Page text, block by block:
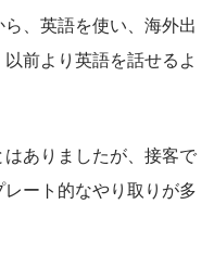
、英語を使い、海外出
前より英語を話せるよ
ありましたが、接客で
ート的なやり取りが多